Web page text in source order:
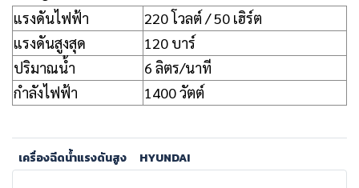
แรงดันไฟฟ้า
220 โวลต์ / 50 เฮิร์ต
แรงดันสูงสุด
120 บาร์
ปริมาณน้ำ
6 ลิตร/นาที
กำลังไฟฟ้า
1400 วัตต์
เครื่องฉีดน้ำแรงดันสูง HYUNDAI